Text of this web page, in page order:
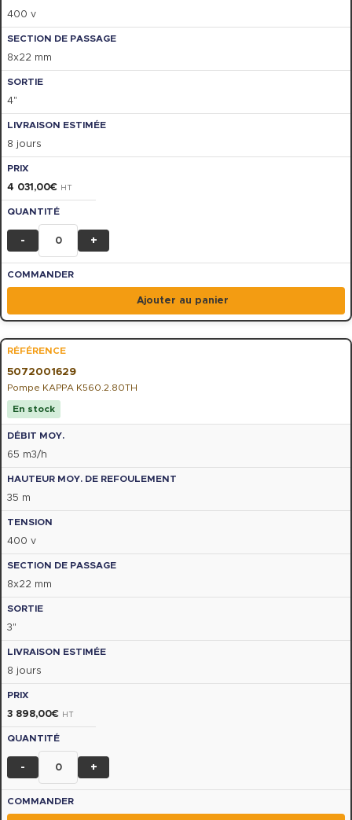
400 v
8x22 mm
4"
8 jours
4 031,00€ HT
- +
Ajouter au panier
5072001629
Pompe KAPPA K560.2.80TH
En stock
65 m3/h
35 m
400 v
8x22 mm
3"
8 jours
3 898,00€ HT
- +